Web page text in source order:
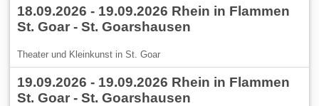
18.09.2026 - 19.09.2026 Rhein in Flammen
St. Goar - St. Goarshausen
Theater und Kleinkunst in St. Goar
19.09.2026 - 19.09.2026 Rhein in Flammen
St. Goar - St. Goarshausen